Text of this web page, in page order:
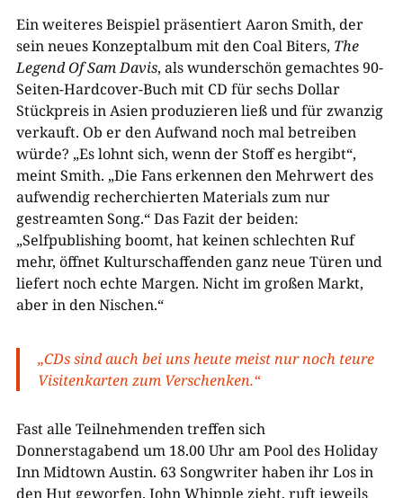
Ein weiteres Beispiel präsentiert Aaron Smith, der
sein neues Konzeptalbum mit den Coal Biters, The
Legend Of Sam Davis, als wunderschön gemachtes 90-
Seiten-Hardcover-Buch mit CD für sechs Dollar
Stückpreis in Asien produzieren ließ und für zwanzig
verkauft. Ob er den Aufwand noch mal betreiben
würde? „Es lohnt sich, wenn der Stoff es hergibt“,
meint Smith. „Die Fans erkennen den Mehrwert des
aufwendig recherchierten Materials zum nur
gestreamten Song.“ Das Fazit der beiden:
„Selfpublishing boomt, hat keinen schlechten Ruf
mehr, öffnet Kulturschaffenden ganz neue Türen und
liefert noch echte Margen. Nicht im großen Markt,
aber in den Nischen.“
„CDs sind auch bei uns heute meist nur noch teure
Visitenkarten zum Verschenken.“
Fast alle Teilnehmenden treffen sich
Donnerstagabend um 18.00 Uhr am Pool des Holiday
Inn Midtown Austin. 63 Songwriter haben ihr Los in
den Hut geworfen. John Whipple zieht, ruft jeweils